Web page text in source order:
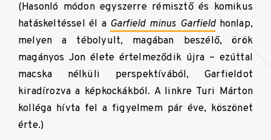
(Hasonló módon egyszerre rémisztő és komikus
hatáskeltéssel él a Garfield minus Garfieldhonlap,
melyen a tébolyult, magában beszélő, örök
magányos Jon élete értelmeződik újra – ezúttal
macska nélküli perspektívából, Garfieldot
kiradírozva a képkockákból. A linkre Turi Márton
kolléga hívta fel a figyelmem pár éve, köszönet
érte.)